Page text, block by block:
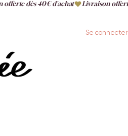
Se connecter